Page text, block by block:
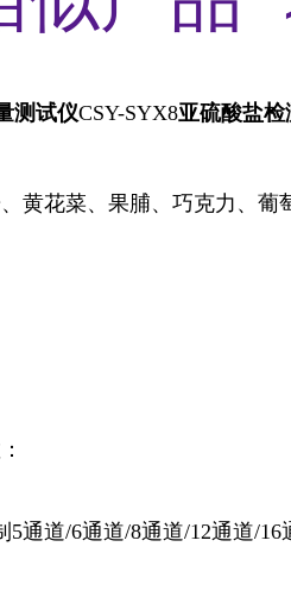
测试仪CSY-SYX8亚硫酸盐检
黄花菜、果脯、巧克力、葡
通道/6通道/8通道/12通道/16